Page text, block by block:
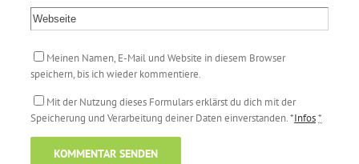
Meinen Namen, E-Mail und Website in diesem Browser
speichern, bis ich wieder kommentiere.
Mit der Nutzung dieses Formulars erklärst du dich mit der
Speicherung und Verarbeitung deiner Daten einverstanden. *Infos*